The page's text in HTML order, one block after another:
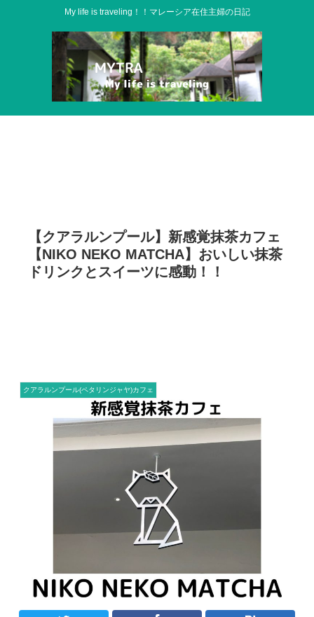
My life is traveling！！マレーシア在住主婦の日記
【クアラルンプール】新感覚抹茶カフェ
【NIKO NEKO MATCHA】おいしい抹茶
ドリンクとスイーツに感動！！
クアラルンプール(ペタリンジャヤ)カフェ